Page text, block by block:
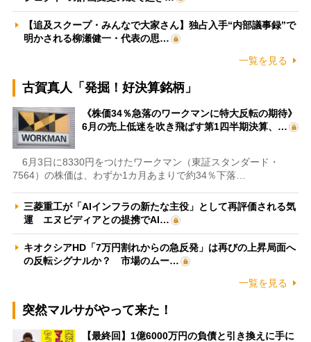
【追及スクープ・みんなで大家さん】独占入手“内部議事録”で
明かされる柳瀬健一・代表の思…
一覧を見る
古賀真人「発掘！好決算銘柄」
《株価34％急落のワークマンに特大反転の期待》
6月の売上低迷を吹き飛ばす第1四半期決算、…
6月3日に8330円をつけたワークマン（東証スタンダード・
7564）の株価は、わずか1カ月あまりで約34％下落…
三菱重工が「AIインフラの新たな主役」として再評価される気
運 エヌビディアとの提携でAI…
キオクシアHD「7万円割れからの急反発」は再びの上昇局面へ
の反転シグナルか？ 市場のムー…
一覧を見る
突然マルサがやって来た！
【最終回】1億6000万円の負債と引き換えに手に